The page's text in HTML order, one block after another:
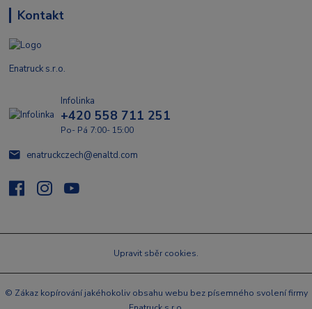
Kontakt
Enatruck s.r.o.
Infolinka
+420 558 711 251
Po- Pá 7:00- 15:00
enatruckczech@enaltd.com
Upravit sběr cookies.
© Zákaz kopírování jakéhokoliv obsahu webu bez písemného svolení firmy